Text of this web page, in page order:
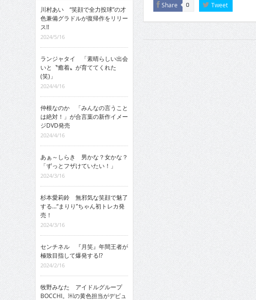
Share 0 Tweet
川村あい “笑顔で全力投球”の才
色兼備グラドルが復帰作をリリー
ス!!
2024/5/16
ランジャタイ 「素晴らしい出会
いと〝癒着〟が育ててくれた
(笑)」
2024/4/16
仲根なのか 「みんなの言うこと
は絶対！」が合言葉の新作イメー
ジDVD発売
2024/4/16
あぁ～しらき 男かな？女かな？
「ずっとフザけていたい！」
2024/3/16
杉本愛莉鈴 無邪気な笑顔で魅了
する…“まりり”ちゃん初トレカ発
売！
2024/3/16
センチネル 『月笑』年間王者が
極致目指して爆発する!?
2024/2/16
牧野みなた アイドルグループ
BOCCHI。￼の黄色担当がデビュ